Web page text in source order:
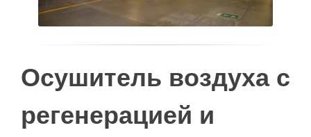
Осушитель воздуха с
регенерацией и